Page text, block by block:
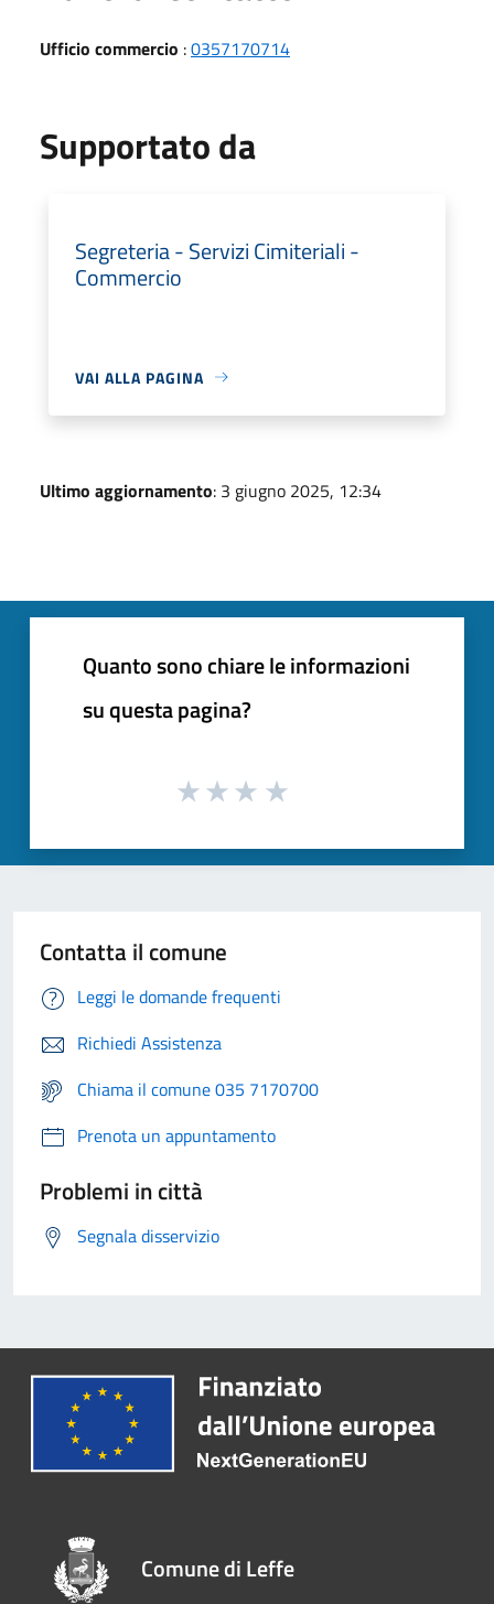
Ufficio commercio :0357170714
Supportato da
Segreteria - Servizi Cimiteriali -
Commercio
VAI ALLA PAGINA
Ultimo aggiornamento: 3 giugno 2025, 12:34
Quanto sono chiare le informazioni
su questa pagina?
Contatta il comune
Leggi le domande frequenti
Richiedi Assistenza
Chiama il comune 035 7170700
Prenota un appuntamento
Problemi in città
Segnala disservizio
Comune di Leffe